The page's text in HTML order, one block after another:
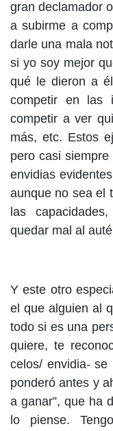
gran declamador
a subirme a
darle una mala
si yo soy mejor
qué le dieron a
competir en
competir a ver
más, etc. Estos
pero casi
envidias
aunque no sea el
las
quedar mal al
Y este otro
el que alguien al
todo si es una
quiere, te
celos/ envidia- se
ponderó antes y
a ganar”, que ha
lo piense.